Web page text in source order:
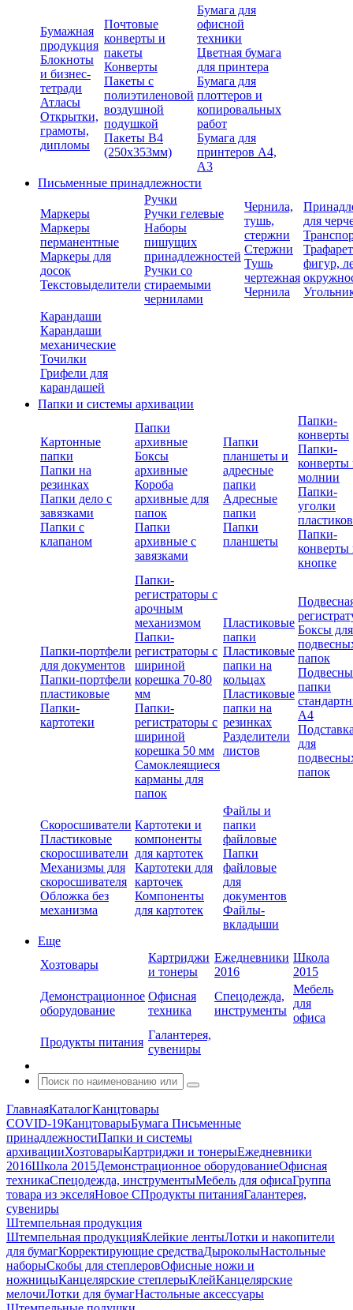
Бумажная
продукция
Блокноты
и бизнес-
тетради
Атласы
Открытки,
грамоты,
дипломы
Почтовые
конверты и
пакеты
Конверты
Пакеты с
полиэтиленовой
воздушной
подушкой
Пакеты В4
(250х353мм)
Бумага для
офисной
техники
Цветная бумага
для принтера
Бумага для
плоттеров и
копировальных
работ
Бумага для
принтеров А4,
А3
Письменные принадлежности
Маркеры
Маркеры
перманентные
Маркеры для
досок
Текстовыделители
Ручки
Ручки гелевые
Наборы
пишущих
принадлежностей
Ручки со
стираемыми
чернилами
Чернила,
тушь,
стержни
Стержни
Тушь
чертежная
Чернила
для
фигур,
Карандаши
Карандаши
механические
Точилки
Грифели для
карандашей
Папки и системы архивации
Картонные
папки
Папки на
резинках
Папки дело с
завязками
Папки с
клапаном
Папки
архивные
Боксы
архивные
Короба
архивные для
папок
Папки
архивные с
завязками
Папки
планшеты и
адресные
папки
Адресные
папки
Папки
планшеты
Папки-
конверты
Папки-
конверты
молнии
Папки-
уголки
Папки-
конверты
кнопке
Папки-портфели
для документов
Папки-портфели
пластиковые
Папки-
картотеки
Папки-
регистраторы с
арочным
механизмом
Папки-
регистраторы с
шириной
корешка 70-80
мм
Папки-
регистраторы с
шириной
корешка 50 мм
Самоклеящиеся
карманы для
папок
Пластиковые
папки
Пластиковые
папки на
кольцах
Пластиковые
папки на
резинках
Разделители
листов
Боксы для
папок
папки
А4
для
папок
Скоросшиватели
Пластиковые
скоросшиватели
Механизмы для
скоросшивателя
Обложка без
механизма
Картотеки и
компоненты
для картотек
Картотеки для
карточек
Компоненты
для картотек
Файлы и
папки
файловые
Папки
файловые
для
документов
Файлы-
вкладыши
Еще
Хозтовары
Картриджи
и тонеры
Ежедневники
2016
Школа
2015
Демонстрационное
оборудование
Офисная
техника
Спецодежда,
инструменты
Мебель
для
офиса
Продукты питания
Галантерея,
сувениры
ГлавнаяКаталогКанцтовары
COVID-19КанцтоварыБумага Письменные
принадлежностиПапки и системы
архивацииХозтоварыКартриджи и тонерыЕжедневники
2016Школа 2015Демонстрационное оборудованиеОфисная
техникаСпецодежда, инструментыМебель для офисаГруппа
товара из экселяНовое СПродукты питанияГалантерея,
сувениры
Штемпельная продукция
Штемпельная продукцияКлейкие лентыЛотки и накопители
для бумагКорректирующие средстваДыроколыНастольные
наборыСкобы для степлеровОфисные ножи и
ножницыКанцелярские степлерыКлейКанцелярские
мелочиЛотки для бумагНастольные аксессуары